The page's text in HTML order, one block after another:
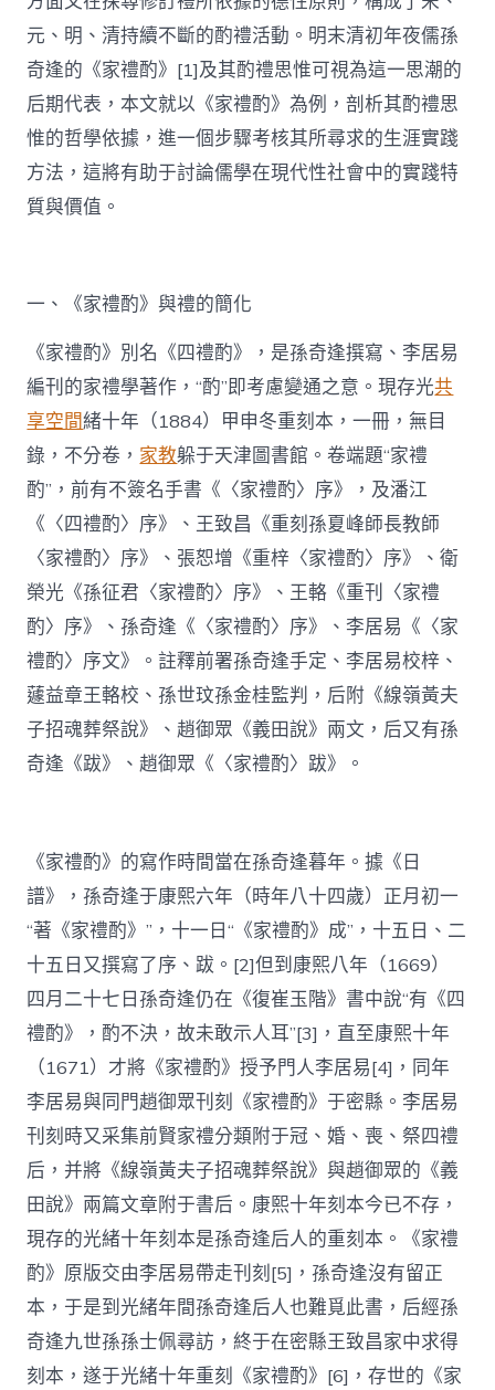
元、明、清持續不斷的酌禮活動。明末清初年夜儒孫
奇逢的《家禮酌》[1]及其酌禮思惟可視為這一思潮的
后期代表，本文就以《家禮酌》為例，剖析其酌禮思
惟的哲學依據，進一個步驟考核其所尋求的生涯實踐
方法，這將有助于討論儒學在現代性社會中的實踐特
質與價值。
一、《家禮酌》與禮的簡化
《家禮酌》別名《四禮酌》，是孫奇逢撰寫、李居易
編刊的家禮學著作，“酌”即考慮變通之意。現存光共
享空間緒十年（1884）甲申冬重刻本，一冊，無目
錄，不分卷， 家教躲于天津圖書館。卷端題“家禮
酌”，前有不簽名手書《〈家禮酌〉序》，及潘江
《〈四禮酌〉序》、王致昌《重刻孫夏峰師長教師
〈家禮酌〉序》、張恕增《重梓〈家禮酌〉序》、衛
榮光《孫征君〈家禮酌〉序》、王輅《重刊〈家禮
酌〉序》、孫奇逢《〈家禮酌〉序》、李居易《〈家
禮酌〉序文》。註釋前署孫奇逢手定、李居易校梓、
蘧益章王輅校、孫世玟孫金桂監判，后附《線嶺黃夫
子招魂葬祭說》、趙御眾《義田說》兩文，后又有孫
奇逢《跋》、趙御眾《〈家禮酌〉跋》。
《家禮酌》的寫作時間當在孫奇逢暮年。據《日
譜》，孫奇逢于康熙六年（時年八十四歲）正月初一
“著《家禮酌》”，十一日“《家禮酌》成”，十五日、二
十五日又撰寫了序、跋。[2]但到康熙八年（1669）
四月二十七日孫奇逢仍在《復崔玉階》書中說“有《四
禮酌》，酌不決，故未敢示人耳”[3]，直至康熙十年
（1671）才將《家禮酌》授予門人李居易[4]，同年
李居易與同門趙御眾刊刻《家禮酌》于密縣。李居易
刊刻時又采集前賢家禮分類附于冠、婚、喪、祭四禮
后，并將《線嶺黃夫子招魂葬祭說》與趙御眾的《義
田說》兩篇文章附于書后。康熙十年刻本今已不存，
現存的光緒十年刻本是孫奇逢后人的重刻本。《家禮
酌》原版交由李居易帶走刊刻[5]，孫奇逢沒有留正
本，于是到光緒年間孫奇逢后人也難覓此書，后經孫
奇逢九世孫孫士佩尋訪，終于在密縣王致昌家中求得
刻本，遂于光緒十年重刻《家禮酌》[6]，存世的《家